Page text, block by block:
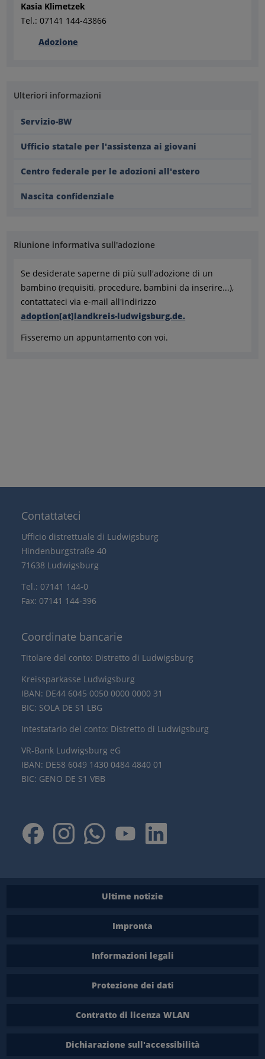
Kasia Klimetzek
Tel.: 07141 144-43866
Adozione
Ulteriori informazioni
Servizio-BW
Ufficio statale per l'assistenza ai giovani
Centro federale per le adozioni all'estero
Nascita confidenziale
Riunione informativa sull'adozione
Se desiderate saperne di più sull'adozione di un
bambino (requisiti, procedure, bambini da inserire...),
contattateci via e-mail all'indirizzo
adoption[at]landkreis-ludwigsburg.de.
Fisseremo un appuntamento con voi.
Contattateci
Ufficio distrettuale di Ludwigsburg
Hindenburgstraße 40
71638 Ludwigsburg
Tel.: 07141 144-0
Fax: 07141 144-396
Coordinate bancarie
Titolare del conto: Distretto di Ludwigsburg
Kreissparkasse Ludwigsburg
IBAN: DE44 6045 0050 0000 0000 31
BIC: SOLA DE S1 LBG
Intestatario del conto: Distretto di Ludwigsburg
VR-Bank Ludwigsburg eG
IBAN: DE58 6049 1430 0484 4840 01
BIC: GENO DE S1 VBB
Ultime notizie
Impronta
Informazioni legali
Protezione dei dati
Contratto di licenza WLAN
Dichiarazione sull'accessibilità